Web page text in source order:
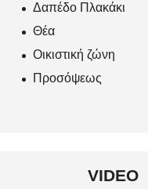
Δαπέδο Πλακάκι
Θέα
Οικιστική ζώνη
Προσόψεως
VIDEO